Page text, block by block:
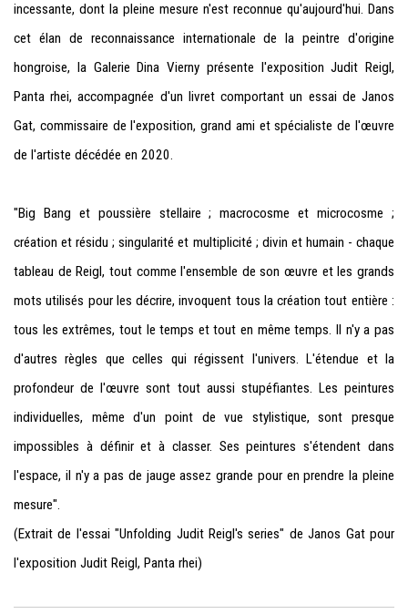
incessante, dont la pleine mesure n'est reconnue qu'aujourd'hui. Dans
cet élan de reconnaissance internationale de la peintre d'origine
hongroise, la Galerie Dina Vierny présente l'exposition Judit Reigl,
Panta rhei, accompagnée d'un livret comportant un essai de Janos
Gat, commissaire de l'exposition, grand ami et spécialiste de l'œuvre
de l'artiste décédée en 2020.
"Big Bang et poussière stellaire ; macrocosme et microcosme ;
création et résidu ; singularité et multiplicité ; divin et humain - chaque
tableau de Reigl, tout comme l'ensemble de son œuvre et les grands
mots utilisés pour les décrire, invoquent tous la création tout entière :
tous les extrêmes, tout le temps et tout en même temps. Il n'y a pas
d'autres règles que celles qui régissent l'univers. L'étendue et la
profondeur de l'œuvre sont tout aussi stupéfiantes. Les peintures
individuelles, même d'un point de vue stylistique, sont presque
impossibles à définir et à classer. Ses peintures s'étendent dans
l'espace, il n'y a pas de jauge assez grande pour en prendre la pleine
mesure".
(Extrait de l'essai "Unfolding Judit Reigl's series" de Janos Gat pour
l'exposition Judit Reigl, Panta rhei)